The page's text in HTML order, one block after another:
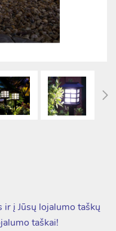
į Jūsų lojalumo taškų
taškai!